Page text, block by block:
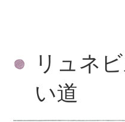
リュネ
い道